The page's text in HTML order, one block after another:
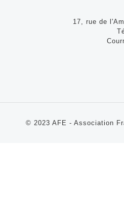
17, rue de
© 2023 AFE - Association